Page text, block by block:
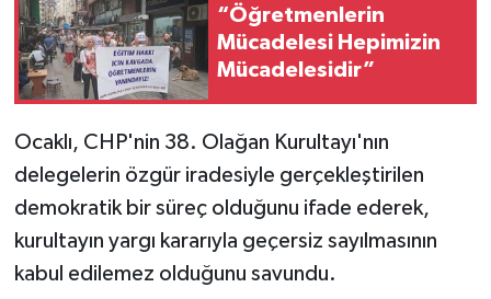
“Öğretmenlerin
Mücadelesi Hepimizin
Mücadelesidir”
Ocaklı, CHP'nin 38. Olağan Kurultayı'nın
delegelerin özgür iradesiyle gerçekleştirilen
demokratik bir süreç olduğunu ifade ederek,
kurultayın yargı kararıyla geçersiz sayılmasının
kabul edilemez olduğunu savundu.